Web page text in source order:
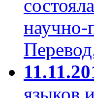
научно-
языков